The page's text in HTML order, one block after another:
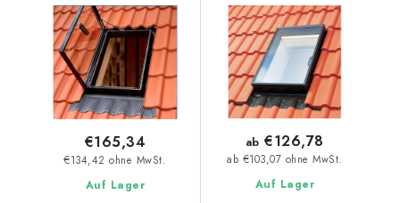
Auf Lager
€134,42 ohne MwSt.
€165,34
Auf Lager
ab €103,07 ohne MwSt.
ab €126,78